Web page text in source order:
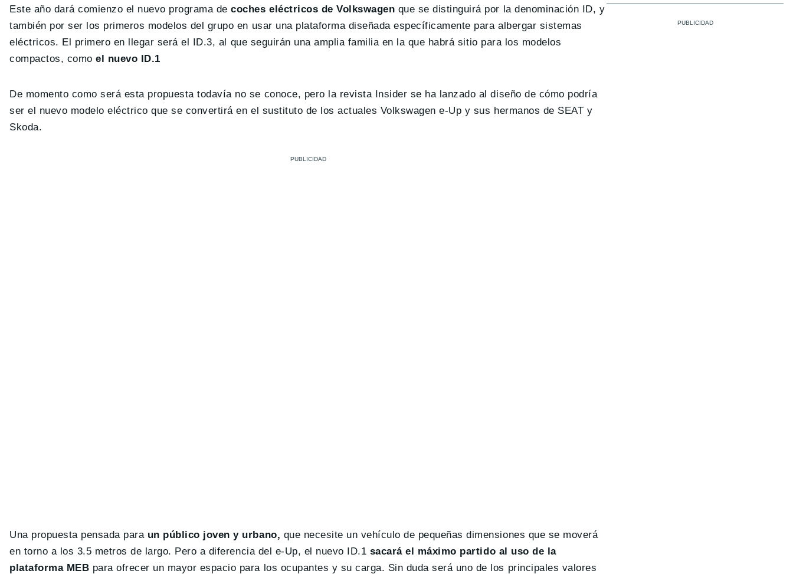
Este año dará comienzo el nuevo programa de coches eléctricos de Volkswagen que se distinguirá por la denominación ID, y
también por ser los primeros modelos del grupo en usar una plataforma diseñada específicamente para albergar sistemas
eléctricos. El primero en llegar será el ID.3, al que seguirán una amplia familia en la que habrá sitio para los modelos
compactos, comoel nuevo ID.1
De momento como será esta propuesta todavía no se conoce, pero la revista Insider se ha lanzado al diseño de cómo podría
ser el nuevo modelo eléctrico que se convertirá en el sustituto de los actuales Volkswagen e-Up y sus hermanos de SEAT y
Skoda.
Una propuesta pensada para un público joven y urbano, que necesite un vehículo de pequeñas dimensiones que se moverá
en torno a los 3.5 metros de largo. Pero a diferencia del e-Up, el nuevo ID.1 sacará el máximo partido al uso de la
plataforma MEB para ofrecer un mayor espacio para los ocupantes y su carga. Sin duda será uno de los principales valores